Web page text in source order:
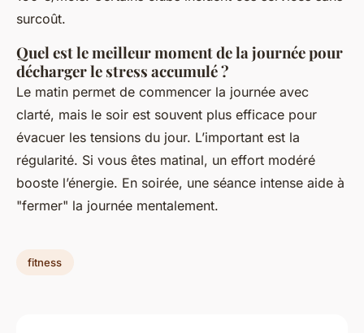
surcoût.
Quel est le meilleur moment de la journée pour
décharger le stress accumulé ?
Le matin permet de commencer la journée avec
clarté, mais le soir est souvent plus efficace pour
évacuer les tensions du jour. L’important est la
régularité. Si vous êtes matinal, un effort modéré
booste l’énergie. En soirée, une séance intense aide à
"fermer" la journée mentalement.
fitness